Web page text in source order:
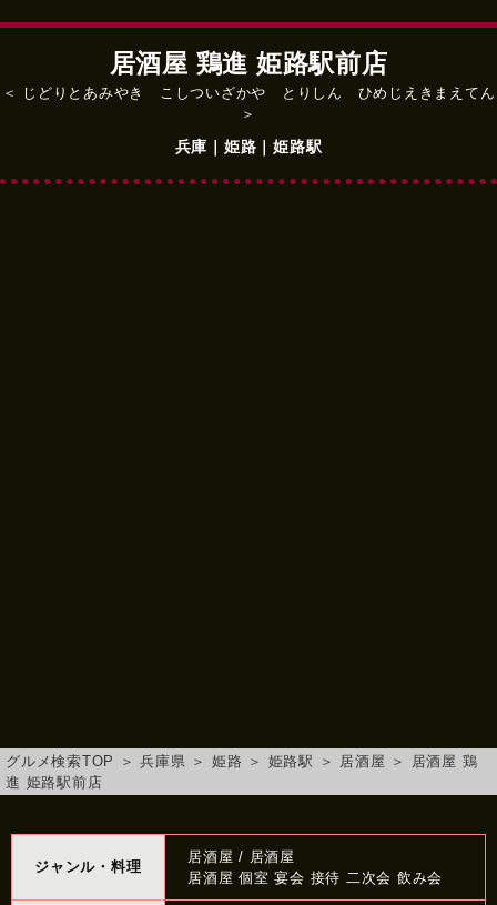
居酒屋 鶏進 姫路駅前店
＜ じどりとあみやき こしついざかや とりしん ひめじえきまえてん
＞
兵庫｜姫路｜姫路駅
グルメ検索TOP ＞兵庫県 ＞ 姫路 ＞ 姫路駅 ＞ 居酒屋 ＞ 居酒屋 鶏
進 姫路駅前店
ジャンル・料理
居酒屋 / 居酒屋
居酒屋 個室 宴会 接待 二次会 飲み会